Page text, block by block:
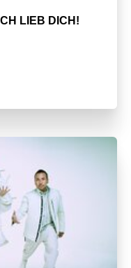
LIEB DICH!